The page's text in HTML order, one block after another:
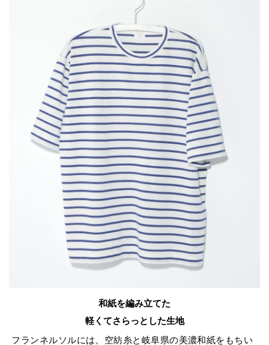
和紙を編み立てた
軽くてさらっとした生地
フランネルソルには、空紡糸と岐阜県の美濃和紙をもちい